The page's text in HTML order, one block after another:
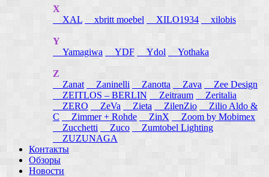
X
XAL
xbritt moebel XILO1934 xilobis
Y
Yamagiwa
YDF Ydol Yothaka
Z
Zanat
Zaninelli Zanotta Zava
Zee Design
ZEITLOS – BERLIN
Zeitraum
Zeritalia
ZERO
ZeVa Zieta ZilenZio
Zilio Aldo &
C
Zimmer + Rohde ZinX
Zoom by Mobimex
Zucchetti
Zuco
Zumtobel Lighting
ZUZUNAGA
Контакты
Обзоры
Новости